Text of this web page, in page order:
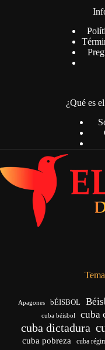
¿Qué es
Apagones bÉISBOL
cuba béisbol cuba
cuba dictadura
cuba pobreza cuba